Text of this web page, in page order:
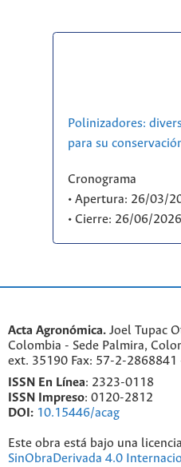
Polinizadores:
para su
Cronograma
• Apertura: 26/03/
• Cierre: 26/06/2026
Acta Agronómica. Joel Tupac
Colombia - Sede Palmira,
ext. 35190 Fax: 57-2-
ISSN En Línea: 2323-0118
ISSN Impreso: 0120-2812
DOI: 10.15446/acag
Este obra está bajo una
SinObraDerivada 4.0